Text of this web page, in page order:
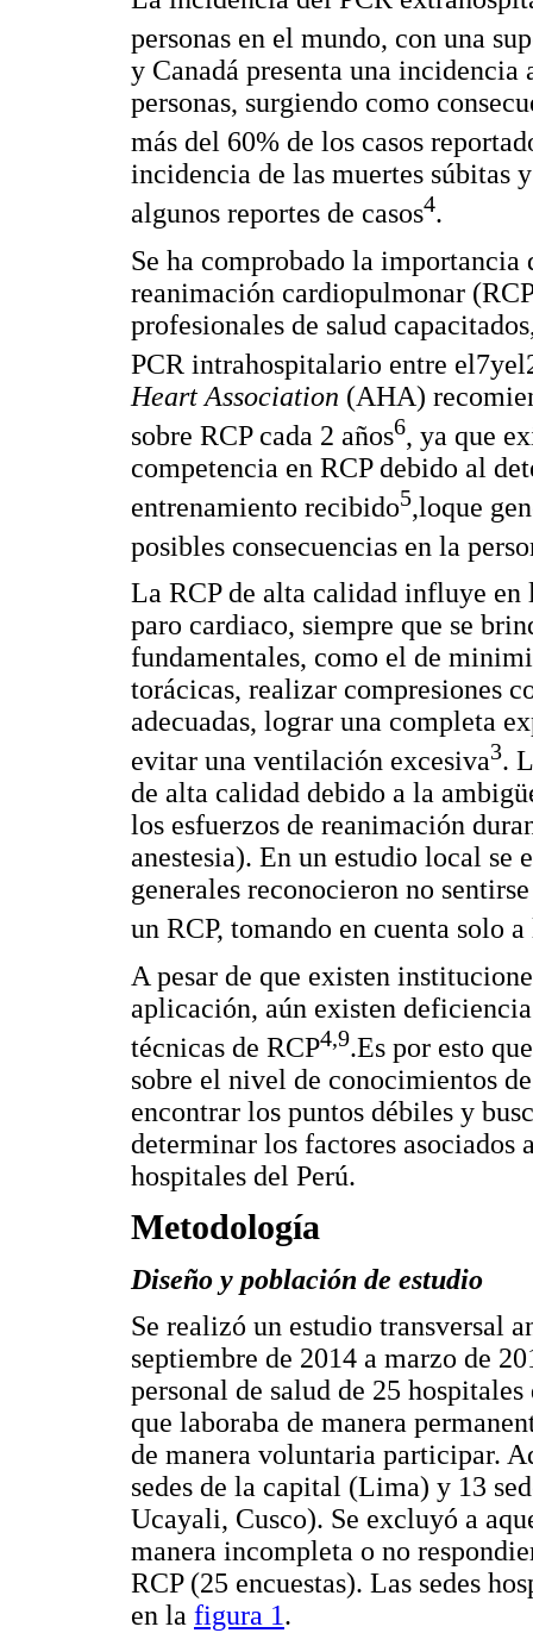
personas en el mundo, con una
y Canadá presenta una
personas, surgiendo como
más del 60% de los casos
incidencia de las muertes súbitas
algunos reportes de casos4.
Se ha comprobado la
reanimación cardiopulmonar
profesionales de salud
PCR intrahospitalario entre
Heart Association (AHA)
sobre RCP cada 2 años6, ya que
competencia en RCP debido al
entrenamiento recibido5,loque
posibles consecuencias en la
La RCP de alta calidad influye en
paro cardiaco, siempre que se
fundamentales, como el de
torácicas, realizar compresiones
adecuadas, lograr una completa
evitar una ventilación excesiva3.
de alta calidad debido a la
los esfuerzos de reanimación
anestesia). En un estudio local se
generales reconocieron no
un RCP, tomando en cuenta solo
A pesar de que existen
aplicación, aún existen
técnicas de RCP4,9.Es por esto
sobre el nivel de conocimientos
encontrar los puntos débiles y
determinar los factores asociados
hospitales del Perú.
Metodología
Diseño y población de estudio
Se realizó un estudio transversal
septiembre de 2014 a marzo de
personal de salud de 25
que laboraba de manera
de manera voluntaria participar.
sedes de la capital (Lima) y 13
Ucayali, Cusco). Se excluyó a
manera incompleta o no
RCP (25 encuestas). Las sedes
en la figura 1.